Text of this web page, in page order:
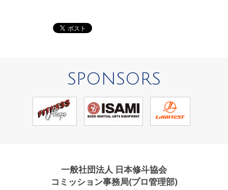
SPONSORS
一般社団法人 日本修斗協会
コミッション事務局(プロ管理部)